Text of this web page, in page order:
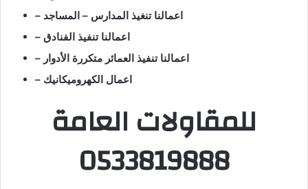
– اعمالنا تنغيذ المدارس – المساجد
– اعمالنا تنفيذ الفنادق
– اعمالنا تنفيذ العمائر متكررة الأدوار
– اعمال الكهروميكانيك
للمقاولات العامة
0533819888